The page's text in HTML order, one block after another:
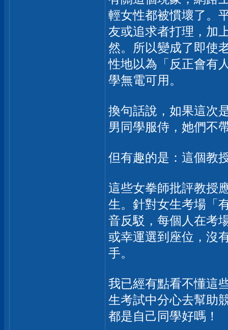
輕女性都被慣壞了。
友或追求者打理，加
然。所以變成了即使
性地以為「反正會有
學無電可用。
換句話說，如果這次
男同學服侍，她們不
但有趣的是：這個教
這些女拳師批評教授
生。針對女生考場「
音反駁，每個人在考
或幸運選到座位，沒
手。
我已經有點看不懂這
生考試中分心去幫助
都是自己同學好嗎！